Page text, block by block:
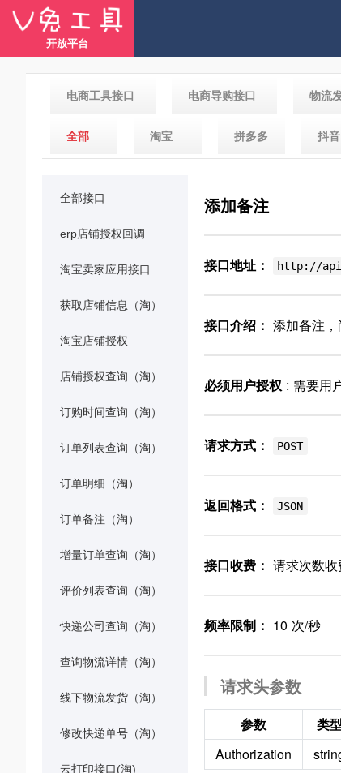
开放平台
电商工具接口 电商导购接口 物流
全部 淘宝 拼多多 抖音
全部接口
erp店铺授权回调
淘宝卖家应用接口
获取店铺信息（淘）
淘宝店铺授权
店铺授权查询（淘）
订购时间查询（淘）
订单列表查询（淘）
订单明细（淘）
订单备注（淘）
增量订单查询（淘）
评价列表查询（淘）
快递公司查询（淘）
查询物流详情（淘）
线下物流发货（淘）
修改快递单号（淘）
云打印接口(淘)
添加备注
接口地址： http://
接口介绍： 添加备注
必须用户授权 : 需要用
请求方式： POST
返回格式： JSON
接口收费： 请求次数
频率限制： 10 次/秒
请求头参数
参数 类型
Authorization